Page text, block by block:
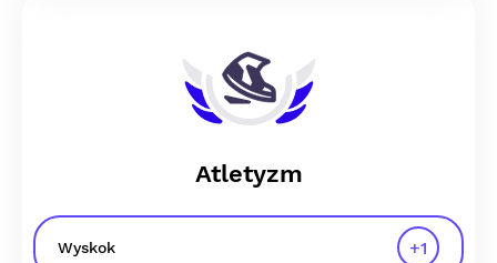
Atletyzm
Wyskok +1